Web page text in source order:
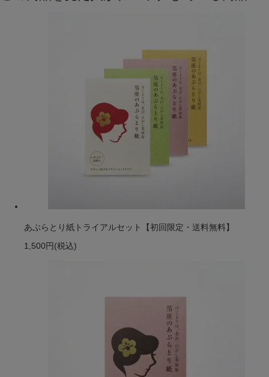
あぶらとり紙トライアルセット【初回限定・送料無料】
1,500円 (税込)